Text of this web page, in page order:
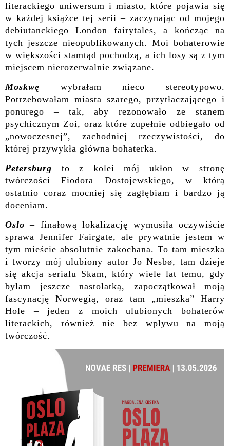
literackiego uniwersum i miasto, które pojawia się
w każdej książce tej serii – zaczynając od mojego
debiutanckiego London fairytales, a kończąc na
tych jeszcze nieopublikowanych. Moi bohaterowie
w większości stamtąd pochodzą, a ich losy są z tym
miejscem nierozerwalnie związane.
Moskwę
wybrałam nieco stereotypowo.
Potrzebowałam miasta szarego, przytłaczającego i
ponurego – tak, aby rezonowało ze stanem
psychicznym Zoi, oraz które zupełnie odbiegało od
„nowoczesnej”, zachodniej rzeczywistości, do
której przywykła główna bohaterka.
Petersburg
to z kolei mój ukłon w stronę
twórczości Fiodora Dostojewskiego, w którą
ostatnio coraz mocniej się zagłębiam i bardzo ją
doceniam.
Oslo – finałową lokalizację wymusiła oczywiście
sprawa Jennifer Fairgate, ale prywatnie jestem w
tym mieście absolutnie zakochana. To tam mieszka
i tworzy mój ulubiony autor Jo Nesbø, tam dzieje
się akcja serialu Skam, który wiele lat temu, gdy
byłam jeszcze nastolatką, zapoczątkował moją
fascynację Norwegią, oraz tam „mieszka” Harry
Hole – jeden z moich ulubionych bohaterów
literackich, również nie bez wpływu na moją
twórczość.